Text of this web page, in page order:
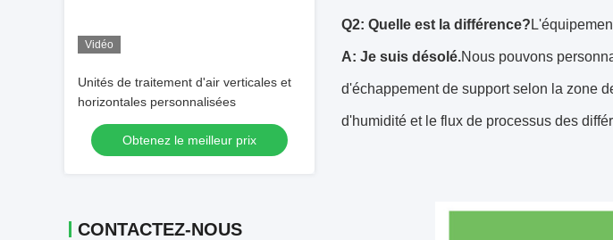
Vidéo
Unités de traitement d'air verticales et
horizontales personnalisées
Obtenez le meilleur prix
CONTACTEZ-NOUS
Q2: Quelle est la différence?
A: Je suis désolé.Nous pouvons
d'échappement de support selon la zone
d'humidité et le flux de processus des